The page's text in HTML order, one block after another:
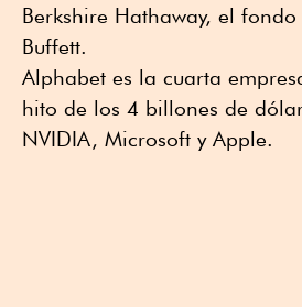
Berkshire Hathaway, el
Buffett.
Alphabet es la cuarta
hito de los 4 billones de
NVIDIA, Microsoft y Apple.